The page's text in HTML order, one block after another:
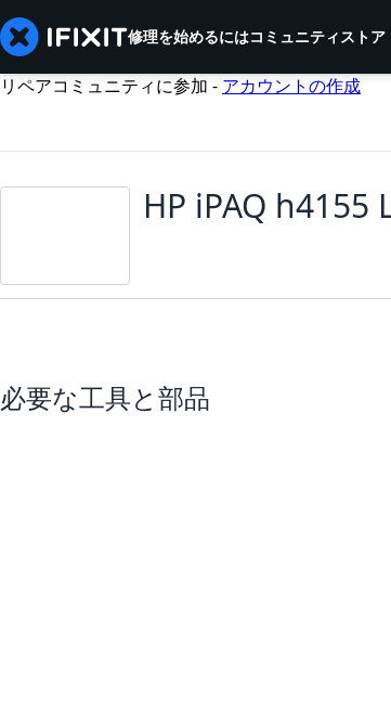
修理を始めるにはコミュニティストア
リペアコミュニティに参加 - アカウントの作成
HP iPAQ h4155
必要な工具と部品